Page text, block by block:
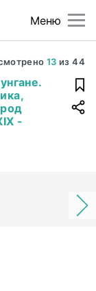
Меню
13 из44
-